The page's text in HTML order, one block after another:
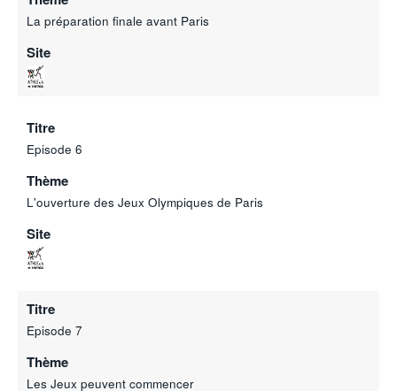
La préparation finale avant Paris
Site
Titre
Episode 6
Thème
L'ouverture des Jeux Olympiques de Paris
Site
Titre
Episode 7
Thème
Les Jeux peuvent commencer